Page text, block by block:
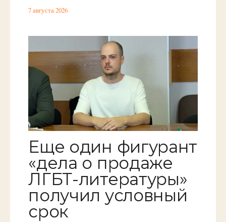
7 августа 2026
Еще один фигурант
«дела о продаже
ЛГБТ-литературы»
получил условный
срок